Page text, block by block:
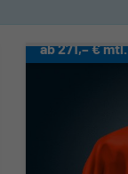
ab 271,– € mtl.